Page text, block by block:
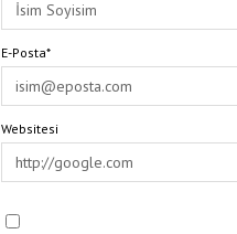
E-Posta*
Websitesi